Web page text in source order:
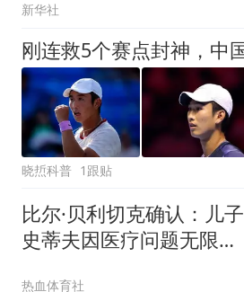
新华社
晓焎科普 1跟贴
比尔·贝利切克确认：儿子
史蒂夫因医疗问题无限期
热血体育社